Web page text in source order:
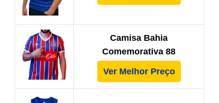
Camisa Bahia
Comemorativa 88
Ver Melhor Preço